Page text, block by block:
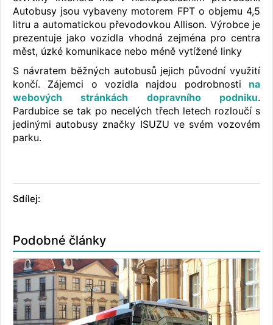
Autobusy jsou vybaveny motorem FPT o objemu 4,5
litru a automatickou převodovkou Allison. Výrobce je
prezentuje jako vozidla vhodná zejména pro centra
měst, úzké komunikace nebo méně vytížené linky
S návratem běžných autobusů jejich původní využití
končí. Zájemci o vozidla najdou podrobnosti na
webových stránkách dopravního podniku.
Pardubice se tak po necelých třech letech rozloučí s
jedinými autobusy značky ISUZU ve svém vozovém
parku.
Sdílej:
Podobné články